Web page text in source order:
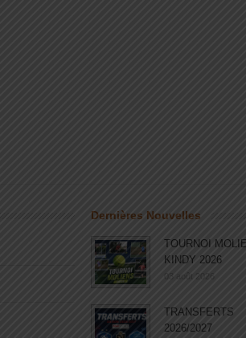
Dernières Nouvelles
TOURNOI
KINDY 2026
03 août 2026
TRANSFERTS
2026/2027